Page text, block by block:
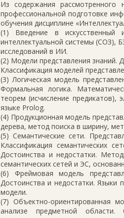
Из содержания рассмотренного
профессиональной подготовке
обучения дисциплине
(1) Введение в
интеллектуальной системы (СОЗ),
исследований в ИИ.
(2) Модели представления знаний.
Классификация моделей
(3) Логическая модель
Формальная логика.
теорем (исчисление предикатов),
языке Prolog.
(4) Продукционная модель
дерева, метод поиска в ширину,
(5) Семантические сети.
Классификация семантических
Достоинства и недостатки.
семантических сетей и ЭС,
(6) Фреймовая модель
Достоинства и недостатки.
модели.
(7) Объектно-ориентированная
анализе предметной области.